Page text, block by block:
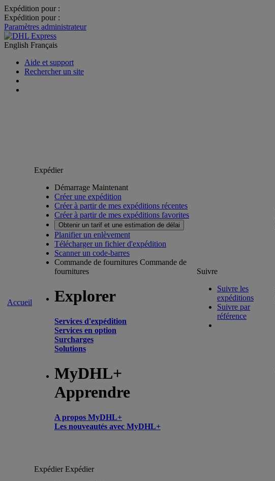
Expédition pour :
Expédition pour :
Paramètres administrateur
English Français
Aide et support
Rechercher un site
Accueil
Expédier
Démarrage Maintenant
Créer une expédition
Créer à partir de mes expéditions récentes
Créer à partir de mes expéditions favorites
Obtenir un tarif et une estimation de délai
Planifier un enlèvement
Télécharger un fichier d'expédition
Scanner un code-barres
Commande de fournitures Commande de
fournitures
Explorer
Services d'expédition
Services en option
Surcharges
Solutions
MyDHL+
Apprendre
A propos MyDHL+
Les nouveautés avec MyDHL+
Suivre
Suivre les
expéditions
Suivre par
référence
ExpédierExpédier